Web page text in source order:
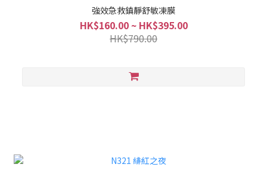
強效急救鎮靜舒敏凍膜
HK$160.00 ~ HK$395.00
HK$790.00